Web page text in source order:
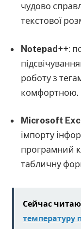
чудово
текстової
Notepad++:
роботу з
комфортною.
Microsoft
імпорту
програмний
табличну
Сейчас
температуру